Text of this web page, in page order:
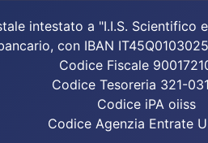
intestato a "I.I.S. Scientifico
con IBAN
Codice Fiscale
Codice Tesoreria 321-
Codice iPA oiiss
Codice Agenzia Entrate